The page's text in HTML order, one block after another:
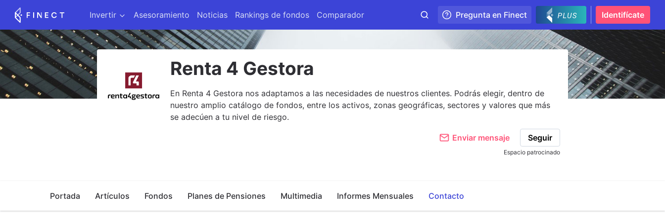
Invertir Asesoramiento Noticias Rankings de fondos Comparador Pregunta en Finect Identifícate
Renta 4 Gestora
En Renta 4 Gestora nos adaptamos a las necesidades de nuestros clientes. Podrás elegir, dentro de
nuestro amplio catálogo de fondos, entre los activos, zonas geográficas, sectores y valores que más
se adecúen a tu nivel de riesgo.
Enviar mensaje Seguir
Espacio patrocinado
Portada Artículos Fondos Planes de Pensiones Multimedia Informes Mensuales Contacto